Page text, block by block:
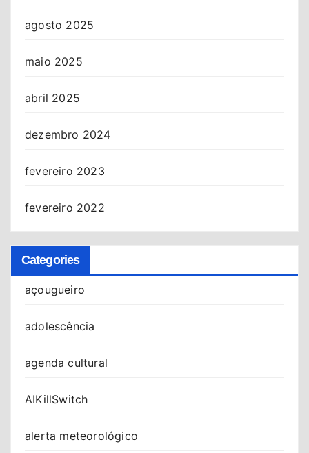
agosto 2025
maio 2025
abril 2025
dezembro 2024
fevereiro 2023
fevereiro 2022
Categories
açougueiro
adolescência
agenda cultural
AIKillSwitch
alerta meteorológico